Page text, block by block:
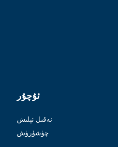
ئۇچۇر
نەقىل ئېلىش
چۈشۈرۈش